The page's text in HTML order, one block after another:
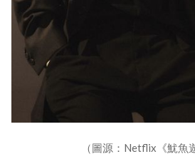
（圖源：Netflix《魷魚